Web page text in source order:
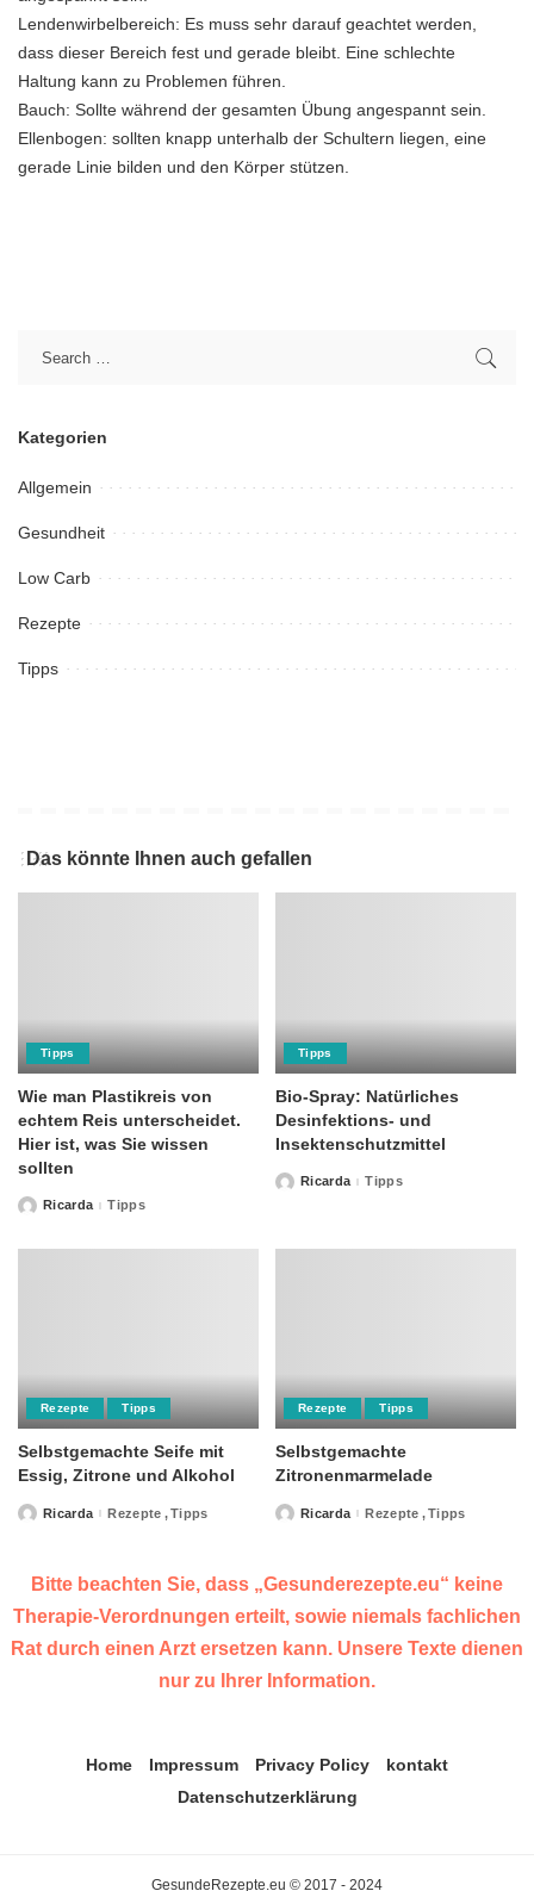
Lendenwirbelbereich: Es muss sehr darauf geachtet werden,
dass dieser Bereich fest und gerade bleibt. Eine schlechte
Haltung kann zu Problemen führen.
Bauch: Sollte während der gesamten Übung angespannt sein.
Ellenbogen: sollten knapp unterhalb der Schultern liegen, eine
gerade Linie bilden und den Körper stützen.
Kategorien
Allgemein
Gesundheit
Low Carb
Rezepte
Tipps
Das könnte Ihnen auch gefallen
Tipps
Wie man Plastikreis von
echtem Reis unterscheidet.
Hier ist, was Sie wissen
sollten
PostedRicarda Tipps
Tipps
Bio-Spray: Natürliches
Desinfektions- und
Insektenschutzmittel
PostedRicarda Tipps
Rezepte Tipps
Selbstgemachte Seife mit
Essig, Zitrone und Alkohol
PostedRicarda Rezepte Tipps
Rezepte Tipps
Selbstgemachte
Zitronenmarmelade
PostedRicarda Rezepte Tipps
Bitte beachten Sie, dass „Gesunderezepte.eu“ keine
Therapie-Verordnungen erteilt, sowie niemals fachlichen
Rat durch einen Arzt ersetzen kann. Unsere Texte dienen
nur zu Ihrer Information.
Home Impressum Privacy Policy
kontakt
Datenschutzerklärung
GesundeRezepte.eu © 2017 - 2024